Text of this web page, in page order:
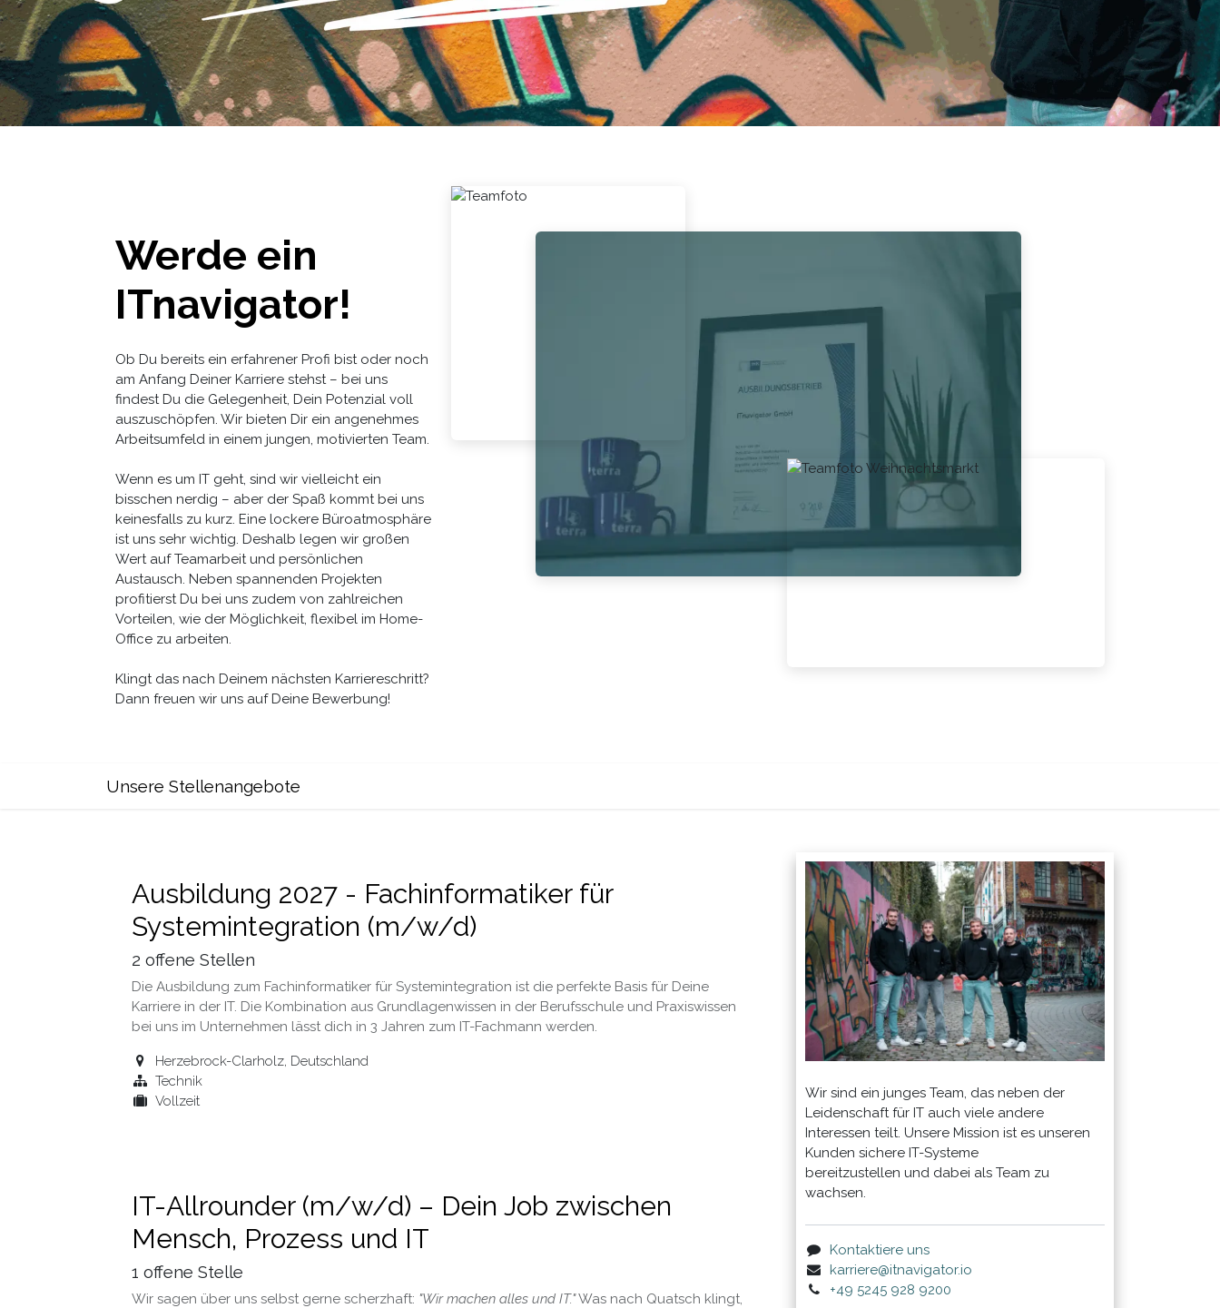
Werde ein
ITnavigator!
Ob Du bereits ein erfahrener Profi bist oder noch
am Anfang Deiner Karriere stehst – bei uns
findest Du die Gelegenheit, Dein Potenzial voll
auszuschöpfen. Wir bieten Dir ein angenehmes
Arbeitsumfeld in einem jungen, motivierten Team.
Wenn es um IT geht, sind wir vielleicht ein
bisschen nerdig – aber der Spaß kommt bei uns
keinesfalls zu kurz. Eine lockere Büroatmosphäre
ist uns sehr wichtig. Deshalb legen wir großen
Wert auf Teamarbeit und persönlichen
Austausch. Neben spannenden Projekten
profitierst Du bei uns zudem von zahlreichen
Vorteilen, wie der Möglichkeit, flexibel im Home-
Office zu arbeiten.
Klingt das nach Deinem nächsten Karriereschritt?
Dann freuen wir uns auf Deine Bewerbung!
Unsere Stellenangebote
Ausbildung 2027 - Fachinformatiker für
Systemintegration (m/w/d)
2 offene Stellen
Die Ausbildung zum Fachinformatiker für Systemintegration ist die perfekte Basis für Deine
Karriere in der IT. Die Kombination aus Grundlagenwissen in der Berufsschule und Praxiswissen
bei uns im Unternehmen lässt dich in 3 Jahren zum IT-Fachmann werden.
Herzebrock-Clarholz, Deutschland
Technik
Vollzeit
IT-Allrounder (m/w/d) – Dein Job zwischen
Mensch, Prozess und IT
1 offene Stelle
Wir sagen über uns selbst gerne scherzhaft: "Wir machen alles und IT."Was nach Quatsch klingt,
Wir sind ein junges Team, das neben der
Leidenschaft für IT auch viele andere
Interessen teilt. Unsere Mission ist es unseren
Kunden sichere IT-Systeme
bereitzustellen und dabei als Team zu
wachsen.
Kontaktiere uns
karriere@itnavigator.io
+49 5245 928 9200